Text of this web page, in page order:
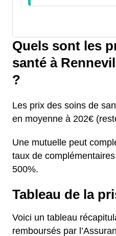
Quels sont les
santé à
?
Les prix des soins de
en moyenne à 202€
Une mutuelle peut
taux de
500%.
Tableau de la
Voici un tableau
remboursés par